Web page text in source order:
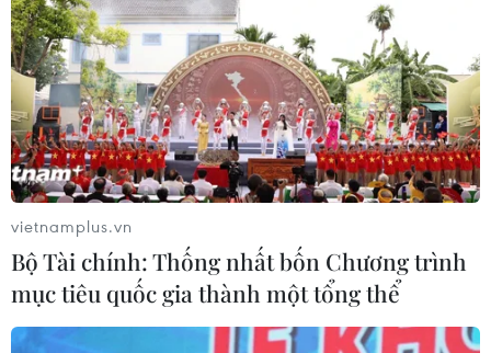
trọng trước tình hình Trung Đông
06/08/2026 09:03
Giá vàng tăng phiên thứ tư liên tiếp,
chạm mức cao nhất trong 7 tuần
06/08/2026 08:36
Xem thêm
vietnamplus.vn
Bộ Tài chính: Thống nhất bốn Chương trình
mục tiêu quốc gia thành một tổng thể